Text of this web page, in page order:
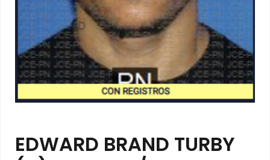
EDWARD BRAND TURBY